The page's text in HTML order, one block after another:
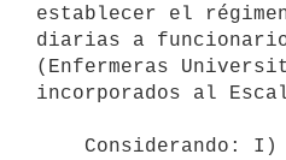
establecer el
diarias a
(Enfermeras
incorporados al